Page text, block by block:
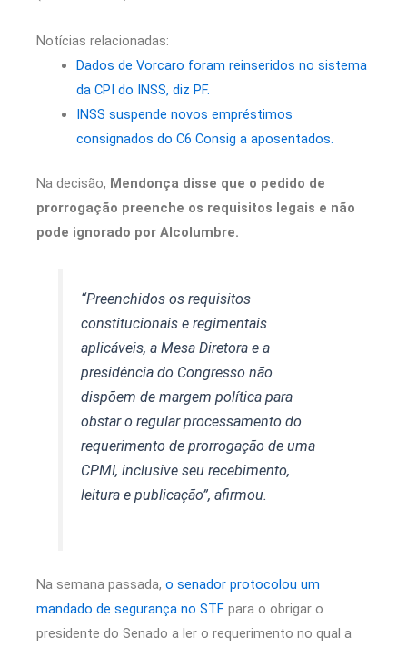
Notícias relacionadas:
Dados de Vorcaro foram reinseridos no sistema
da CPI do INSS, diz PF.
INSS suspende novos empréstimos
consignados do C6 Consig a aposentados.
Na decisão, Mendonça disse que o pedido de
prorrogação preenche os requisitos legais e não
pode ignorado por Alcolumbre.
“Preenchidos os requisitos
constitucionais e regimentais
aplicáveis, a Mesa Diretora e a
presidência do Congresso não
dispõem de margem política para
obstar o regular processamento do
requerimento de prorrogação de uma
CPMI, inclusive seu recebimento,
leitura e publicação”, afirmou.
Na semana passada, o senador protocolou um
mandado de segurança no STF para o obrigar o
presidente do Senado a ler o requerimento no qual a